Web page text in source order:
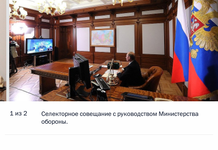
1 из 2
Селекторное совещание с руководством Министерства
обороны.